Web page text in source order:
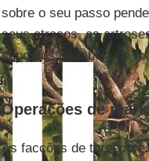
sobre o seu passo
seus atrasos, as
supostos na tabela de
Operações de
As facções de